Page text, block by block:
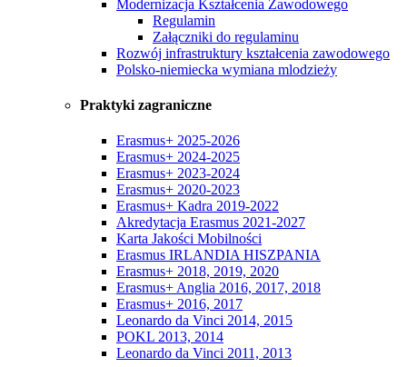
Modernizacja Kształcenia Zawodowego
Regulamin
Załączniki do regulaminu
Rozwój infrastruktury kształcenia zawodowego
Polsko-niemiecka wymiana mlodzieży
Praktyki zagraniczne
Erasmus+ 2025-2026
Erasmus+ 2024-2025
Erasmus+ 2023-2024
Erasmus+ 2020-2023
Erasmus+ Kadra 2019-2022
Akredytacja Erasmus 2021-2027
Karta Jakości Mobilności
Erasmus IRLANDIA HISZPANIA
Erasmus+ 2018, 2019, 2020
Erasmus+ Anglia 2016, 2017, 2018
Erasmus+ 2016, 2017
Leonardo da Vinci 2014, 2015
POKL 2013, 2014
Leonardo da Vinci 2011, 2013